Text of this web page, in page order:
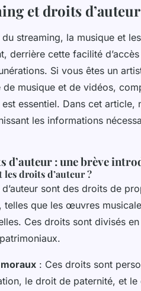
d'auteur
et droits
du streaming, la musique et
derrière cette facilité
Si vous êtes un
de musique et de vidéos,
est essentiel. Dans cet
les informations
d’auteur : une brève
les droits d’auteur ?
sont des droits de
telles que les œuvres
Ces droits sont divisés
: Ces droits sont
le droit de paternité, et le